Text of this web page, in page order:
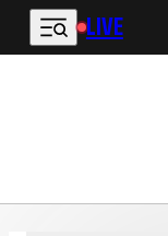
Vai al contenuto
LIVE